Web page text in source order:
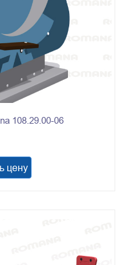
цену
108.29.00-06